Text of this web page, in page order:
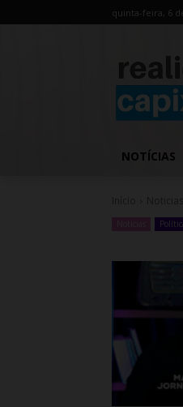
quinta-feira, 6
NOTÍCIAS